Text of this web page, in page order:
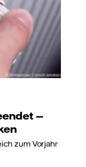
—
zum Vorjahr